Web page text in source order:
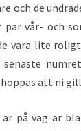
och de
vår- och
vara lite
att ni
på väg är